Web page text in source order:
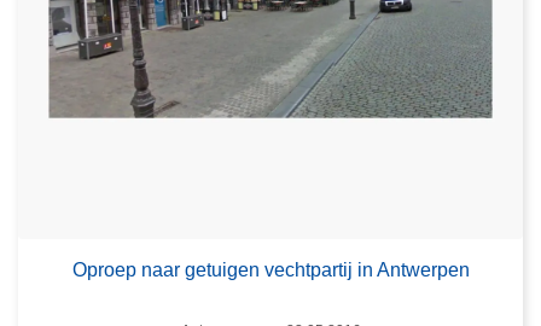
Oproep naar getuigen vechtpartij in Antwerpen